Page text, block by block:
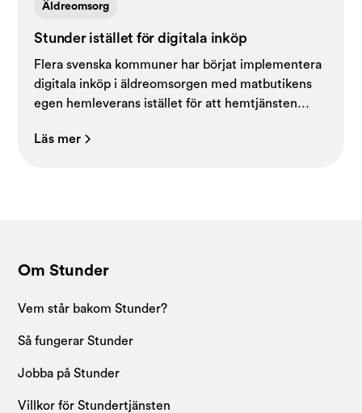
Äldreomsorg
Stunder istället för digitala inköp
Flera svenska kommuner har börjat implementera
digitala inköp i äldreomsorgen med matbutikens
egen hemleverans istället för att hemtjänsten
för att äldre ska kunna handla som vanligt med en
Läs mer
Om Stunder
Vem står bakom Stunder?
Så fungerar Stunder
Jobba på Stunder
Villkor för Stundertjänsten